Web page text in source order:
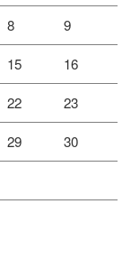
8 9
15 16
22 23
29 30